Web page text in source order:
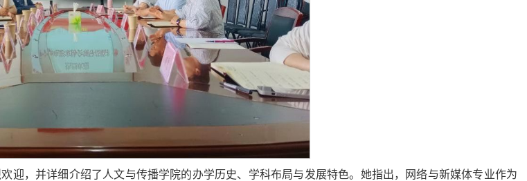
迎，并详细介绍了人文与传播学院的办学历史、学科布局与发展特色。她指出，网络与新媒体专业作为